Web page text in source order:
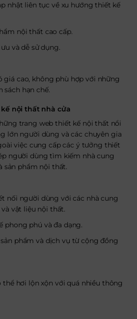
nhật liên tục về xu hướng thiết kế
nội thất cao cấp.
và dễ sử dụng.
giá cao, không phù hợp với những
sách hạn chế.
nội thất nhà cửa
trang web thiết kế nội thất nổi
lớn người dùng và các chuyên gia
việc cung cấp các ý tưởng thiết
người dùng tìm kiếm nhà cung
sản phẩm nội thất.
nối người dùng với các nhà cung
vật liệu nội thất.
phong phú và đa dạng.
phẩm và dịch vụ từ cộng đồng
hơi lộn xộn với quá nhiều thông